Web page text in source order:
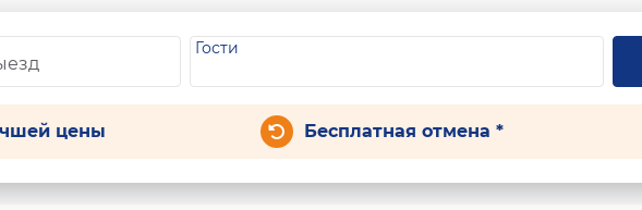
Гости
цены Бесплатная отмена *